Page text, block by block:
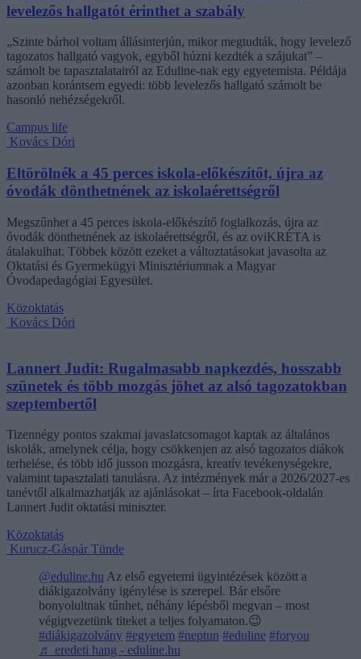
levelezős hallgatót érinthet a szabály
„Szinte bárhol voltam állásinterjún, mikor megtudták, hogy levelező
tagozatos hallgató vagyok, egyből húzni kezdték a szájukat” –
számolt be tapasztalatairól az Eduline-nak egy egyetemista. Példája
azonban korántsem egyedi: több levelezős hallgató számolt be
hasonló nehézségekről.
Campus life
Kovács Dóri
Eltörölnék a 45 perces iskola-előkészítőt, újra az
óvodák dönthetnének az iskolaérettségről
Megszűnhet a 45 perces iskola-előkészítő foglalkozás, újra az
óvodák dönthetnének az iskolaérettségről, és az oviKRÉTA is
átalakulhat. Többek között ezeket a változtatásokat javasolta az
Oktatási és Gyermekügyi Minisztériumnak a Magyar
Óvodapedagógiai Egyesület.
Közoktatás
Kovács Dóri
Lannert Judit: Rugalmasabb napkezdés, hosszabb
szünetek és több mozgás jöhet az alsó tagozatokban
szeptembertől
Tizennégy pontos szakmai javaslatcsomagot kaptak az általános
iskolák, amelynek célja, hogy csökkenjen az alsó tagozatos diákok
terhelése, és több idő jusson mozgásra, kreatív tevékenységekre,
valamint tapasztalati tanulásra. Az intézmények már a 2026/2027-es
tanévtől alkalmazhatják az ajánlásokat – írta Facebook-oldalán
Lannert Judit oktatási miniszter.
Közoktatás
Kurucz-Gáspár Tünde
@eduline.hu Az első egyetemi ügyintézések között a
diákigazolvány igénylése is szerepel. Bár elsőre
bonyolultnak tűnhet, néhány lépésből megvan – most
végigvezetünk titeket a teljes folyamaton.😉
#diákigazolvány #egyetem #neptun #eduline #foryou
♬ eredeti hang - eduline.hu